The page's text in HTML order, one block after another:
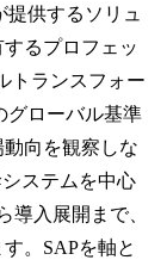
提供するソリュ
るプロフェッ
トランスフォー
グローバル基準
向を観察しな
ステムを中心
導入展開まで、
。SAPを軸と